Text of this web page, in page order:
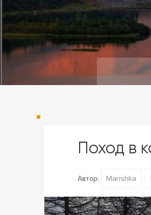
Поход в
Автор: Marishka